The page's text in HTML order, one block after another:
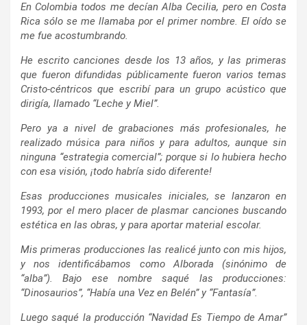
En Colombia todos me decían Alba Cecilia, pero en Costa
Rica sólo se me llamaba por el primer nombre. El oído se
me fue acostumbrando.
He escrito canciones desde los 13 años, y las primeras
que fueron difundidas públicamente fueron varios temas
Cristo-céntricos que escribí para un grupo acústico que
dirigía, llamado “Leche y Miel”.
Pero ya a nivel de grabaciones más profesionales, he
realizado música para niños y para adultos, aunque sin
ninguna “estrategia comercial”; porque si lo hubiera hecho
con esa visión, ¡todo habría sido diferente!
Esas producciones musicales iniciales, se lanzaron en
1993, por el mero placer de plasmar canciones buscando
estética en las obras, y para aportar material escolar.
Mis primeras producciones las realicé junto con mis hijos,
y nos identificábamos como Alborada (sinónimo de
“alba”). Bajo ese nombre saqué las producciones:
“Dinosaurios”, “Había una Vez en Belén” y “Fantasía”.
Luego saqué la producción “Navidad Es Tiempo de Amar”